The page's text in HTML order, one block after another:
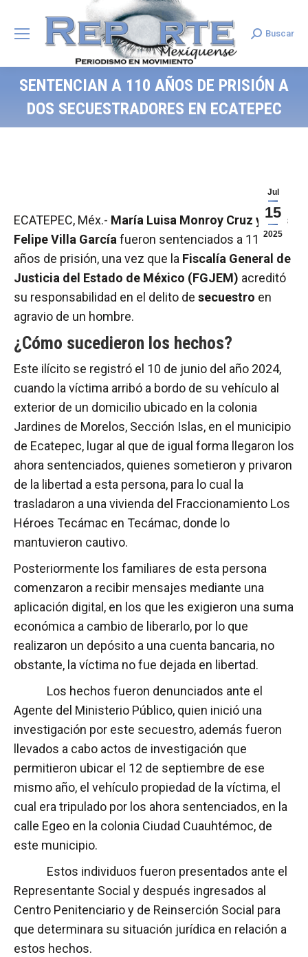
Search:
Buscar
SENTENCIAN A 110 AÑOS DE PRISIÓN A
DOS SECUESTRADORES EN ECATEPEC
Jul
15
2025
ECATEPEC, Méx.- María Luisa Monroy Cruz y Luis
Felipe Villa Garcíafueron sentenciados a 110
años de prisión, una vez que la Fiscalía General de
Justicia del Estado de México (FGJEM) acreditó
su responsabilidad en el delito de secuestro en
agravio de un hombre.
¿Cómo sucedieron los hechos?
Este ilícito se registró el 10 de junio del año 2024,
cuando la víctima arribó a bordo de su vehículo al
exterior de un domicilio ubicado en la colonia
Jardines de Morelos, Sección Islas, en el municipio
de Ecatepec, lugar al que de igual forma llegaron los
ahora sentenciados, quienes sometieron y privaron
de la libertad a esta persona, para lo cual la
trasladaron a una vivienda del Fraccionamiento Los
Héroes Tecámac en Tecámac, donde lo
mantuvieron cautivo.
Posteriormente los familiares de esta persona
comenzaron a recibir mensajes mediante una
aplicación digital, en los que les exigieron una suma
económica a cambio de liberarlo, por lo que
realizaron un depósito a una cuenta bancaria, no
obstante, la víctima no fue dejada en libertad.
Los hechos fueron denunciados ante el
Agente del Ministerio Público, quien inició una
investigación por este secuestro, además fueron
llevados a cabo actos de investigación que
permitieron ubicar el 12 de septiembre de ese
mismo año, el vehículo propiedad de la víctima, el
cual era tripulado por los ahora sentenciados, en la
calle Egeo en la colonia Ciudad Cuauhtémoc, de
este municipio.
Estos individuos fueron presentados ante el
Representante Social y después ingresados al
Centro Penitenciario y de Reinserción Social para
que determinara su situación jurídica en relación a
estos hechos.